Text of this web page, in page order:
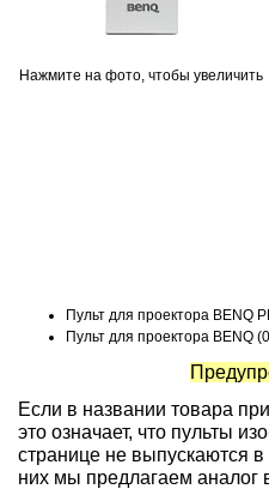
Нажмите на фото, чтобы увеличить
Пульт для проектора BENQ
Пульт для проектора BENQ
Если в названии товара
это означает, что пульты
странице не выпускаются
них мы предлагаем аналог